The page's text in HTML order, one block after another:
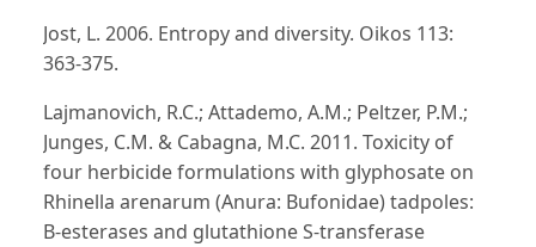
Jost, L. 2006. Entropy and diversity. Oikos 113:
363-375.
Lajmanovich, R.C.; Attademo, A.M.; Peltzer, P.M.;
Junges, C.M. & Cabagna, M.C. 2011. Toxicity of
four herbicide formulations with glyphosate on
Rhinella arenarum (Anura: Bufonidae) tadpoles:
B-esterases and glutathione S-transferase